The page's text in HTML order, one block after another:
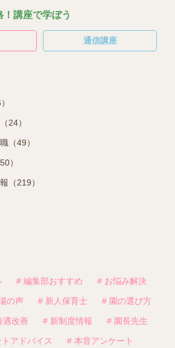
講座で学ぼう
通信講座
24）
（49）
）
（219）
# 編集部おすすめ # お悩み解決
の声 # 新人保育士 # 園の選び方
遇改善 # 新制度情報 # 園長先生
アドバイス # 本音アンケート